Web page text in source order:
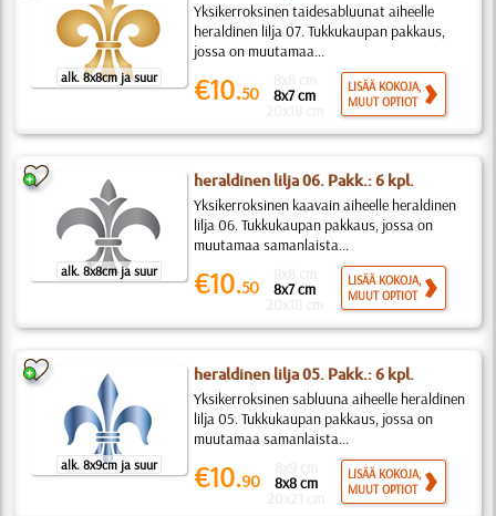
alk. 8x8cm ja suur
Yksikerroksinen taidesabluunat aiheelle
heraldinen lilja 07. Tukkukaupan pakkaus,
jossa on muutamaa...
€10.50 8x7 cm
LISÄÄ KOKOJA,
MUUT OPTIOT
alk. 8x8cm ja suur
heraldinen lilja 06. Pakk.: 6 kpl.
Yksikerroksinen kaavain aiheelle heraldinen
lilja 06. Tukkukaupan pakkaus, jossa on
muutamaa samanlaista...
€10.50 8x7 cm
LISÄÄ KOKOJA,
MUUT OPTIOT
alk. 8x9cm ja suur
heraldinen lilja 05. Pakk.: 6 kpl.
Yksikerroksinen sabluuna aiheelle heraldinen
lilja 05. Tukkukaupan pakkaus, jossa on
muutamaa samanlaista...
€10.90 8x8 cm
LISÄÄ KOKOJA,
MUUT OPTIOT